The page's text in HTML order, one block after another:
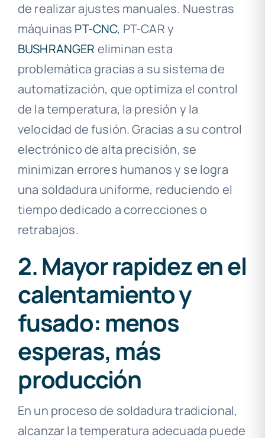
de realizar ajustes manuales. Nuestras
máquinas PT-CNC, PT-CAR y
BUSHRANGER eliminan esta
problemática gracias a su sistema de
automatización, que optimiza el control
de la temperatura, la presión y la
velocidad de fusión. Gracias a su control
electrónico de alta precisión, se
minimizan errores humanos y se logra
una soldadura uniforme, reduciendo el
tiempo dedicado a correcciones o
retrabajos.
2. Mayor rapidez en el
calentamiento y
fusado: menos
esperas, más
producción
En un proceso de soldadura tradicional,
alcanzar la temperatura adecuada puede